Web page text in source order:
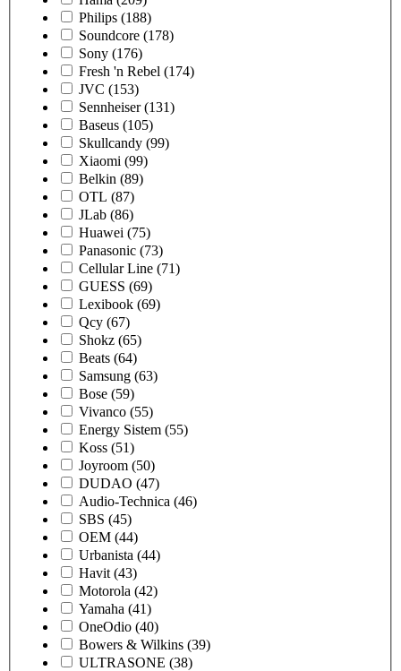
Philips (188)
Soundcore (178)
Sony (176)
Fresh 'n Rebel (174)
JVC (153)
Sennheiser (131)
Baseus (105)
Skullcandy (99)
Xiaomi (99)
Belkin (89)
OTL (87)
JLab (86)
Huawei (75)
Panasonic (73)
Cellular Line (71)
GUESS (69)
Lexibook (69)
Qcy (67)
Shokz (65)
Beats (64)
Samsung (63)
Bose (59)
Vivanco (55)
Energy Sistem (55)
Koss (51)
Joyroom (50)
DUDAO (47)
Audio-Technica (46)
SBS (45)
OEM (44)
Urbanista (44)
Havit (43)
Motorola (42)
Yamaha (41)
OneOdio (40)
Bowers & Wilkins (39)
ULTRASONE (38)